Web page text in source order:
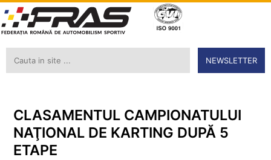
NEWSLETTER
CLASAMENTUL CAMPIONATULUI
NAŢIONAL DE KARTING DUPĂ 5
ETAPE